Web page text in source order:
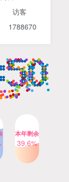
425人已阅读
，不需要真
课，流量电
红书的流
2月)
419人已阅读
座盘点赛
开发课：
同架构的核
417人已阅读
客
788670
本年剩余
39.6%